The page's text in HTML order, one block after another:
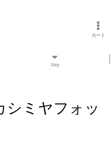
カート
Shop
シミヤフォッ